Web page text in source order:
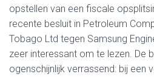
opstellen van een fiscale
recente besluit in Petroleum
Tobago Ltd tegen Samsung
zeer interessant om te lezen. De
ogenschijnlijk verrassend: bij een